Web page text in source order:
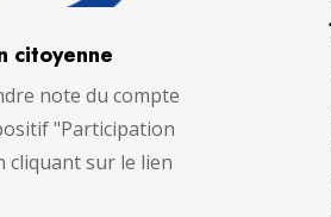
citoyenne
note du compte
"Participation
cliquant sur le lien